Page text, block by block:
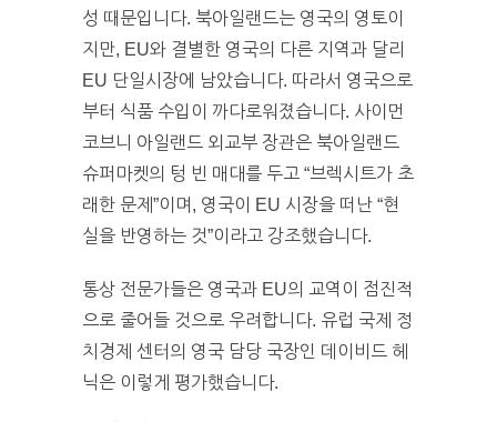
성 때문입니다. 북아일랜드는 영국의 영토이
지만, EU와 결별한 영국의 다른 지역과 달리
EU 단일시장에 남았습니다. 따라서 영국으로
부터 식품 수입이 까다로워졌습니다. 사이먼
코브니 아일랜드 외교부 장관은 북아일랜드
슈퍼마켓의 텅 빈 매대를 두고 “브렉시트가 초
래한 문제”이며, 영국이 EU 시장을 떠난 “현
실을 반영하는 것”이라고 강조했습니다.
통상 전문가들은 영국과 EU의 교역이 점진적
으로 줄어들 것으로 우려합니다. 유럽 국제 정
치경제 센터의 영국 담당 국장인 데이비드 헤
닉은 이렇게 평가했습니다.